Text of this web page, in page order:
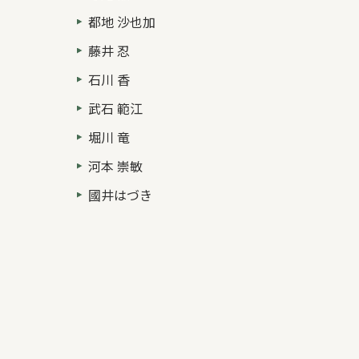
都地 沙也加
藤井 忍
石川 香
武石 範江
堀川 竜
河本 崇敏
國井はづき